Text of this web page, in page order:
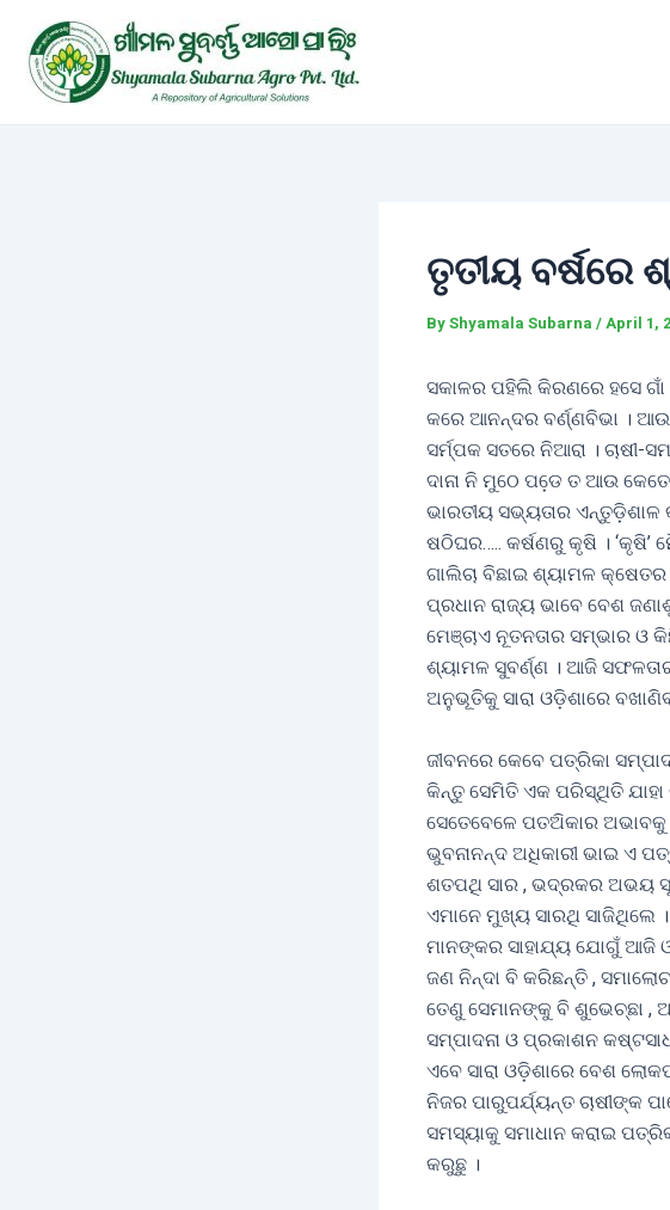
content
ତୃତୀୟ ବର୍ଷରେ
ByShyamala Subarna /April 1,
ସକାଳର ପହିଲି କିରଣରେ ହସେ
କରେ ଆନନ୍ଦର ବର୍ଣ୍ଣବିଭା ।
ସର୍ମ୍ପକ ସତରେ ନିଆରା । ଚାଷୀ-
ଦାନା ନି ମୁଠେ ପଡେ଼ ତ ଆଉ
ଭାରତୀୟ ସଭ୍ୟତାର ଏନ୍ତୁଡ଼ିଶାଳ
ଷଠିଘର….. କର୍ଷଣରୁ କୃଷି ।
ଗାଲିଚା ବିଛାଇ ଶ୍ୟାମଳ
ପ୍ରଧାନ ରାଜ୍ୟ ଭାବେ ବେଶ
ମେଞ୍ଚାଏ ନୂତନତାର ସମ୍ଭାର ଓ
ଶ୍ୟାମଳ ସୁବର୍ଣ୍ଣ । ଆଜି
ଅନୁଭୂତିକୁ ସାରା ଓଡ଼ିଶାରେ
ଜୀବନରେ କେବେ ପତ୍ରିକା
କିନ୍ତୁ ସେମିତି ଏକ ପରିସ୍ଥିତି ଯାହା
ସେତେବେଳେ ପତଅିକାର
ଭୁବନାନନ୍ଦ ଅଧିକାରୀ ଭାଇ ଏ
ଶତପଥି ସାର , ଭଦ୍ରକର ଅଭୟ
ଏମାନେ ମୁଖ୍ୟ ସାରଥି ସାଜିଥିଲେ
ମାନଙ୍କର ସାହାଯ୍ୟ ଯୋଗୁଁ ଆଜି
ଜଣ ନିନ୍ଦା ବି କରିଛନ୍ତି ,
ତେଣୁ ସେମାନଙ୍କୁ ବି ଶୁଭେଚ୍ଛା ,
ସମ୍ପାଦନା ଓ ପ୍ରକାଶନ
ଏବେ ସାରା ଓଡ଼ିଶାରେ ବେଶ
ନିଜର ପାରୁପର୍ଯ୍ୟନ୍ତ ଚାଷୀଙ୍କ
ସମସ୍ୟାକୁ ସମାଧାନ କରାଇ
କରୁଛୁ ।